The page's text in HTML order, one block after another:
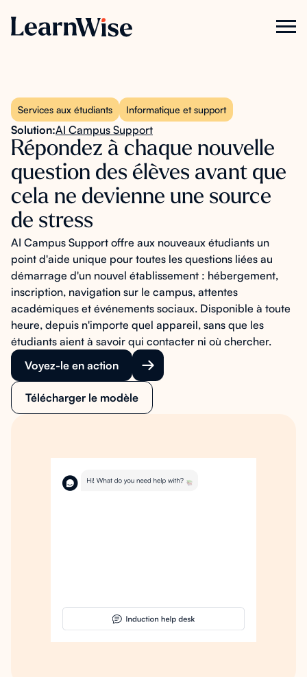
Services aux étudiants Informatique et support
Solution:AI Campus Support
Répondez à chaque nouvelle
question des élèves avant que
cela ne devienne une source
de stress
AI Campus Support offre aux nouveaux étudiants un
point d'aide unique pour toutes les questions liées au
démarrage d'un nouvel établissement : hébergement,
inscription, navigation sur le campus, attentes
académiques et événements sociaux. Disponible à toute
heure, depuis n'importe quel appareil, sans que les
étudiants aient à savoir qui contacter ni où chercher.
Voyez-le en action
Télécharger le modèle